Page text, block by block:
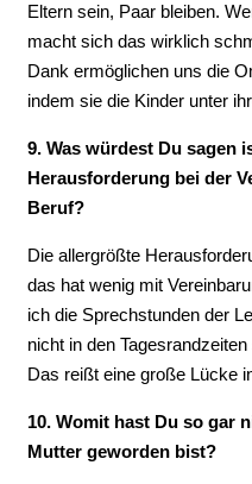
Eltern sein, Paar bleiben.
macht sich das wirklich
Dank ermöglichen uns die
indem sie die Kinder unter
9. Was würdest Du sagen
Herausforderung bei der
Beruf?
Die allergrößte
das hat wenig mit
ich die Sprechstunden der
nicht in den
Das reißt eine große Lücke
10. Womit hast Du so gar
Mutter geworden bist?